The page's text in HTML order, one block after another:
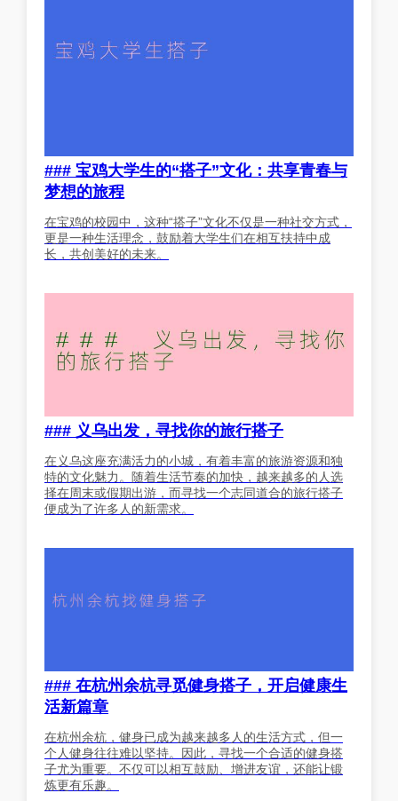
### 宝鸡大学生的“搭子”文化：共享青春与
梦想的旅程
在宝鸡的校园中，这种“搭子”文化不仅是一种社交方式，
更是一种生活理念，鼓励着大学生们在相互扶持中成
长，共创美好的未来。
### 义乌出发，寻找你的旅行搭子
在义乌这座充满活力的小城，有着丰富的旅游资源和独
特的文化魅力。随着生活节奏的加快，越来越多的人选
择在周末或假期出游，而寻找一个志同道合的旅行搭子
便成为了许多人的新需求。
### 在杭州余杭寻觅健身搭子，开启健康生
活新篇章
在杭州余杭，健身已成为越来越多人的生活方式，但一
个人健身往往难以坚持。因此，寻找一个合适的健身搭
子尤为重要。不仅可以相互鼓励、增进友谊，还能让锻
炼更有乐趣。